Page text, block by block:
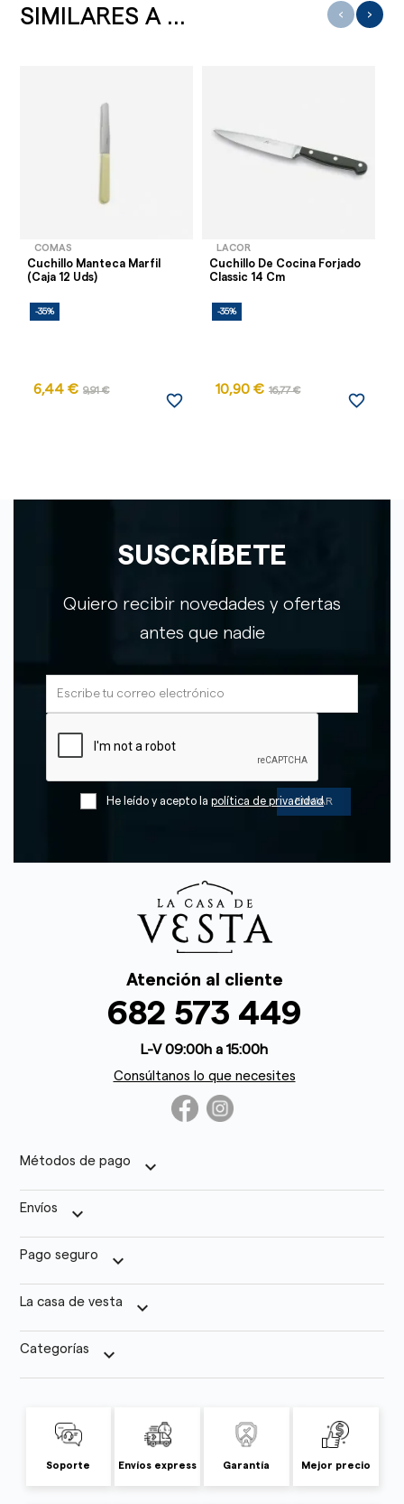
SIMILARES A ...
COMAS
Cuchillo Manteca Marfil
(Caja 12 Uds)
-35%
6,44 € 9,91 €
favorite_border
LACOR
Cuchillo De Cocina Forjado
Classic 14 Cm
-35%
10,90 € 16,77 €
favorite_border
‹ ›
SUSCRÍBETE
Quiero recibir novedades y ofertas
antes que nadie
He leído y acepto la política de privacidad
Atención al cliente
682 573 449
L-V 09:00h a 15:00h
Consúltanos lo que necesites
Métodos de pago keyboard_arrow_down
Envíos keyboard_arrow_down
Pago seguro keyboard_arrow_down
La casa de vesta keyboard_arrow_down
Categorías keyboard_arrow_down
Soporte Envíos express Garantía Mejor precio